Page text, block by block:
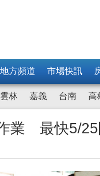
地方頻道 市場快訊
雲林 嘉義 台南 高
業 最快5/